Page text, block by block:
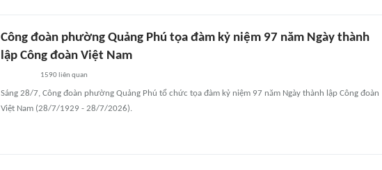
Công đoàn phường Quảng Phú tọa đàm kỷ niệm 97 năm Ngày thành
lập Công đoàn Việt Nam
1590 liên quan
Sáng 28/7, Công đoàn phường Quảng Phú tổ chức tọa đàm kỷ niệm 97 năm Ngày thành lập Công đoàn
Việt Nam (28/7/1929 - 28/7/2026).